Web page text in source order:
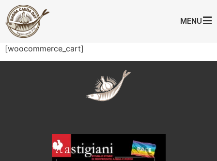
MENU
[woocommerce_cart]